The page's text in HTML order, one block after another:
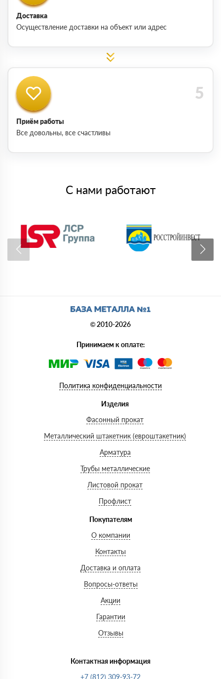
Доставка
Осуществление доставки на объект или адрес
Приём работы
Все довольны, все счастливы
С нами работают
© 2010-2026
Принимаем к оплате:
Политика конфиденциальности
Изделия
Фасонный прокат
Металлический штакетник (евроштакетник)
Арматура
Трубы металлические
Листовой прокат
Профлист
Покупателям
О компании
Контакты
Доставка и оплата
Вопросы-ответы
Акции
Гарантии
Отзывы
Контактная информация
+7 (812) 309-93-72